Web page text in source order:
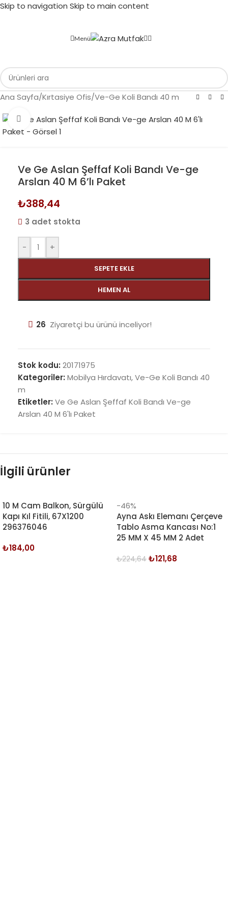
Skip to navigation Skip to main content
Menü
Ana Sayfa/Kırtasiye Ofis/Ve-Ge Koli Bandı 40 m
Büyütmek için tıklayın
Ve Ge Aslan Şeffaf Koli Bandı Ve-ge
Arslan 40 M 6’lı Paket
₺388,44
3 adet stokta
- +
SEPETE EKLE
HEMEN AL
26 Ziyaretçi bu ürünü inceliyor!
Stok kodu: 20171975
Kategoriler: Mobilya Hırdavatı,Ve-Ge Koli Bandı 40
m
Etiketler: Ve Ge Aslan Şeffaf Koli Bandı Ve-ge
Arslan 40 M 6'lı Paket
İlgili ürünler
10 M Cam Balkon, Sürgülü
Kapı Kıl Fitili, 67X1200
296376046
₺184,00
-46%
Ayna Askı Elemanı Çerçeve
Tablo Asma Kancası No:1
25 MM X 45 MM 2 Adet
₺224,64 ₺121,68